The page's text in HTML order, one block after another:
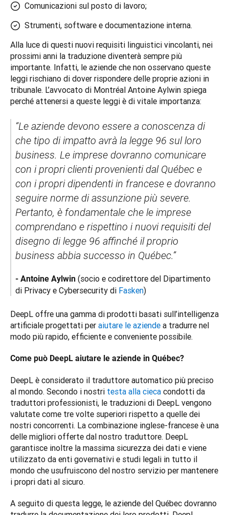
Comunicazioni sul posto di lavoro;
Strumenti, software e documentazione interna.
Alla luce di questi nuovi requisiti linguistici vincolanti, nei
prossimi anni la traduzione diventerà sempre più
importante. Infatti, le aziende che non osservano queste
leggi rischiano di dover rispondere delle proprie azioni in
tribunale. L’avvocato di Montréal Antoine Aylwin spiega
perché attenersi a queste leggi è di vitale importanza:
“Le aziende devono essere a conoscenza di
che tipo di impatto avrà la legge 96 sul loro
business. Le imprese dovranno comunicare
con i propri clienti provenienti dal Québec e
con i propri dipendenti in francese e dovranno
seguire norme di assunzione più severe.
Pertanto, è fondamentale che le imprese
comprendano e rispettino i nuovi requisiti del
disegno di legge 96 affinché il proprio
business abbia successo in Québec.”
- Antoine Aylwin (socio e codirettore del Dipartimento
di Privacy e Cybersecurity di Fasken)
DeepL offre una gamma di prodotti basati sull’intelligenza
artificiale progettati per aiutare le aziende a tradurre nel
modo più rapido, efficiente e conveniente possibile.
Come può DeepL aiutare le aziende in Québec?
DeepL è considerato il traduttore automatico più preciso
al mondo. Secondo i nostri testa alla cieca condotti da
traduttori professionisti, le traduzioni di DeepL vengono
valutate come tre volte superiori rispetto a quelle dei
nostri concorrenti. La combinazione inglese-francese è una
delle migliori offerte dal nostro traduttore. DeepL
garantisce inoltre la massima sicurezza dei dati e viene
utilizzato da enti governativi e studi legali in tutto il
mondo che usufruiscono del nostro servizio per mantenere
i propri dati al sicuro.
A seguito di questa legge, le aziende del Québec dovranno